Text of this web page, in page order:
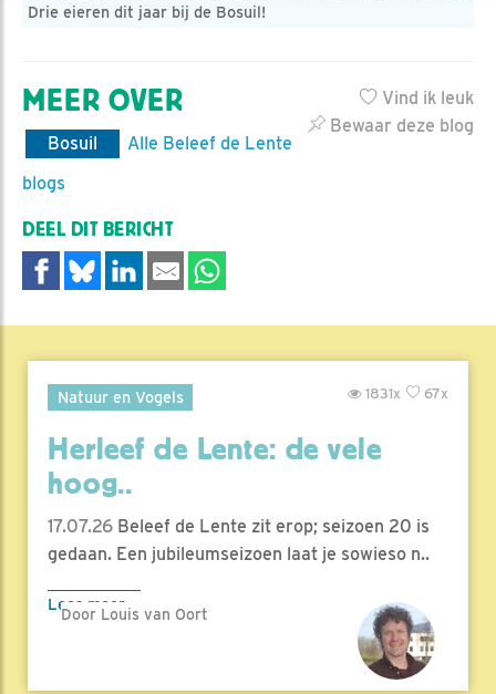
Drie eieren dit jaar bij de Bosuil!
Vind ik leuk
Bewaar deze blog
MEER OVER
Bosuil
Alle Beleef de Lente
blogs
DEEL DIT BERICHT
Natuur en Vogels 67x
1831x
Herleef de Lente: de vele
hoog..
17.07.26 Beleef de Lente zit erop; seizoen 20 is
gedaan. Een jubileumseizoen laat je sowieso n..
Lees meer
Door Louis van Oort